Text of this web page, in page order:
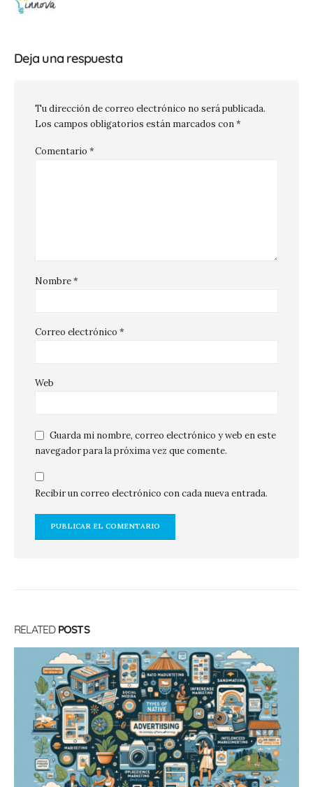
Deja una respuesta
Tu dirección de correo electrónico no será publicada.
Los campos obligatorios están marcados con*
Comentario *
Nombre*
Correo electrónico *
Web
Guarda mi nombre, correo electrónico y web en este
navegador para la próxima vez que comente.
Recibir un correo electrónico con cada nueva entrada.
RELATED POSTS